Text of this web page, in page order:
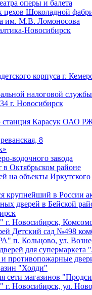
оперы и балета
цехов Шоколадной
им. М.В. Ломоносова
Новосибирск
корпуса г.
налоговой службы
г. Новосибирск
станция Карасук ОАО
8
водочного завода
в Октябрьском районе
на объекты Иркутского
крупнейший в России
дверей в Бейской
г. Новосибирск,
Детский сад №498
п. Кольцово, ул.
для супермаркета
противопожарные
"Холди"
сети магазинов
Новосибирск, ул.